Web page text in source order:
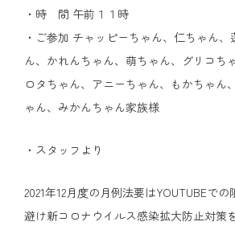
・時 間 午前１１時
・ご参加 チャッピーちゃん、仁ちゃん
ん、かれんちゃん、萌ちゃん、グリコち
ロタちゃん、アニーちゃん、もかちゃん
ゃん、みかんちゃん家族様
・スタッフより
2021年12月度の月例法要はYOUTUBEで
避け新コロナウイルス感染拡大防止対策